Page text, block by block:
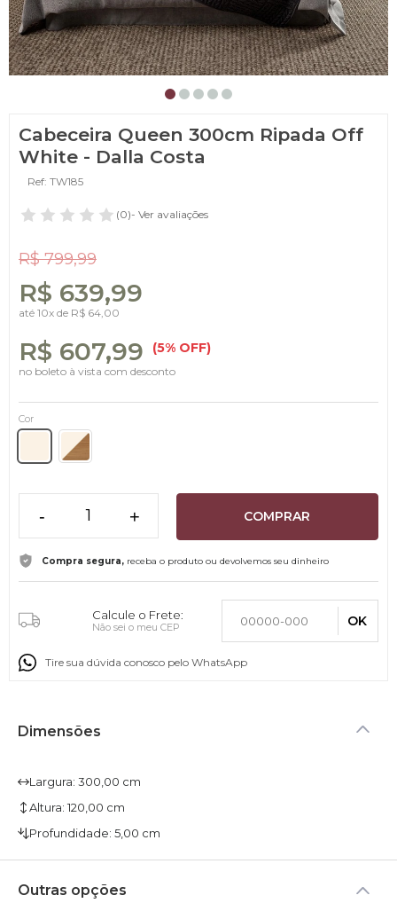
Cabeceira Queen 300cm Ripada Off
White - Dalla Costa
Ref: TW185
(0)- Ver avaliações
R$ 799,99
R$ 639,99
até 10x de R$ 64,00
R$ 607,99 (5% OFF)
no boleto à vista com desconto
Cor
- + COMPRAR
Compra segura, receba o produto ou devolvemos seu dinheiro
Calcule o Frete:
Não sei o meu CEP OK
Tire sua dúvida conosco pelo WhatsApp
Dimensões
Largura: 300,00 cm
Altura: 120,00 cm
Profundidade: 5,00 cm
Outras opções